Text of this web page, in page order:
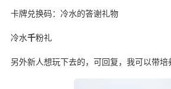
卡牌兑换码：冷水的答谢礼物
冷水千粉礼
另外新人想玩下去的，可回复，我可以带培